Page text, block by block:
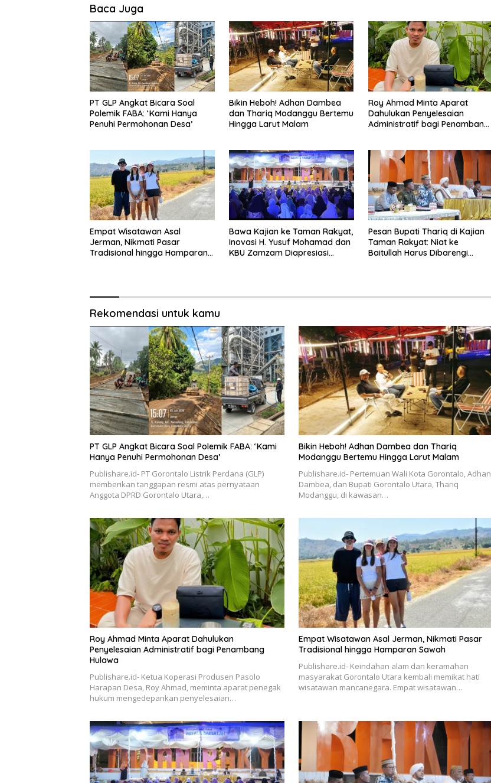
Baca Juga
PT GLP Angkat Bicara Soal
Polemik FABA: ‘Kami Hanya
Penuhi Permohonan Desa’
Bikin Heboh! Adhan Dambea
dan Thariq Modanggu Bertemu
Hingga Larut Malam
Roy Ahmad Minta Aparat
Dahulukan Penyelesaian
Administratif bagi Penambang
Empat Wisatawan Asal
Jerman, Nikmati Pasar
Tradisional hingga Hamparan
Bawa Kajian ke Taman Rakyat,
Inovasi H. Yusuf Mohamad dan
KBU Zamzam Diapresiasi
Pesan Bupati Thariq di Kajian
Taman Rakyat: Niat ke
Baitullah Harus Dibarengi
Rekomendasi untuk kamu
PT GLP Angkat Bicara Soal Polemik FABA: ‘Kami
Hanya Penuhi Permohonan Desa’
Publishare.id- PT Gorontalo Listrik Perdana (GLP)
memberikan tanggapan resmi atas pernyataan
Anggota DPRD Gorontalo Utara,…
Bikin Heboh! Adhan Dambea dan Thariq
Modanggu Bertemu Hingga Larut Malam
Publishare.id- Pertemuan Wali Kota Gorontalo, Adhan
Dambea, dan Bupati Gorontalo Utara, Thariq
Modanggu, di kawasan…
Roy Ahmad Minta Aparat Dahulukan
Penyelesaian Administratif bagi Penambang
Hulawa
Publishare.id- Ketua Koperasi Produsen Pasolo
Harapan Desa, Roy Ahmad, meminta aparat penegak
hukum mengedepankan penyelesaian…
Empat Wisatawan Asal Jerman, Nikmati Pasar
Tradisional hingga Hamparan Sawah
Publishare.id- Keindahan alam dan keramahan
masyarakat Gorontalo Utara kembali memikat hati
wisatawan mancanegara. Empat wisatawan…